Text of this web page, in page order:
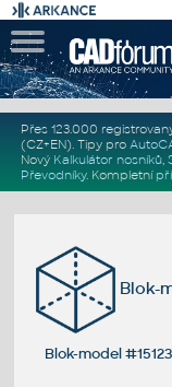
Přes 123.000
(CZ+EN). Tipy pro
Nový Kalkulátor nosníků,
Převodníky. Kompletní
Blok-
Blok-model #15123